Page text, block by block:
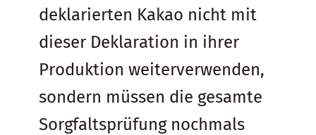
deklarierten Kakao nicht mit
dieser Deklaration in ihrer
Produktion weiterverwenden,
sondern müssen die gesamte
Sorgfaltsprüfung nochmals